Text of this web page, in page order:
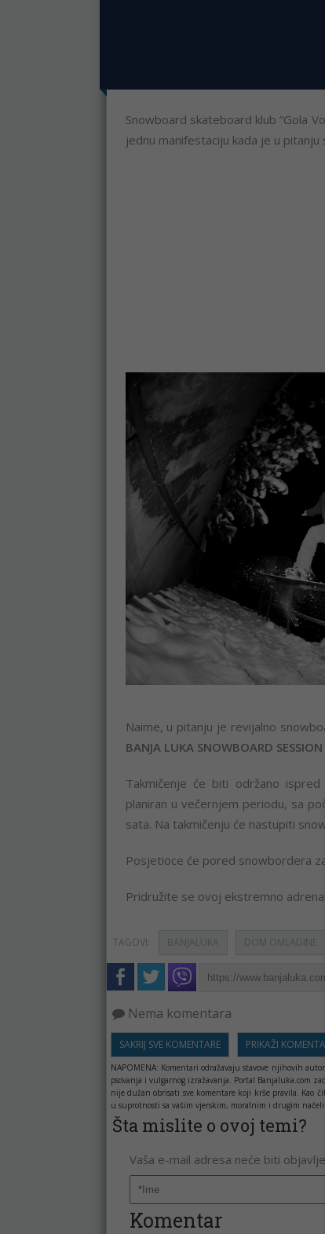
Snowboard skateboard klub ”Gola
jednu manifestaciju kada je u
Naime, u pitanju je revijalno
BANJA LUKA SNOWBOARD
Takmičenje će biti održano
planiran u večernjem periodu, sa
sata. Na takmičenju će nastupiti
Posjetioce će pored snowbordera
Pridružite se ovoj ekstremno
TAGOVI: BANJALUKA DOM OMLADINE
Nema komentara
SAKRIJ SVE KOMENTARE PRIKAŽI
NAPOMENA: Komentari odražavaju stavove njihovih
psovanja i vulgarnog izražavanja. Portal Banjaluka.com
nije dužan obrisati sve komentare koji krše pravila. Kao
u suprotnosti sa vašim vjerskim, moralnim i drugim
Šta mislite o ovoj temi?
Vaša e-mail adresa neće biti
Komentar